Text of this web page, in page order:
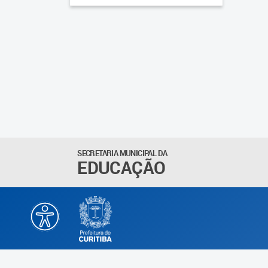
SECRETARIA MUNICIPAL DA
EDUCAÇÃO